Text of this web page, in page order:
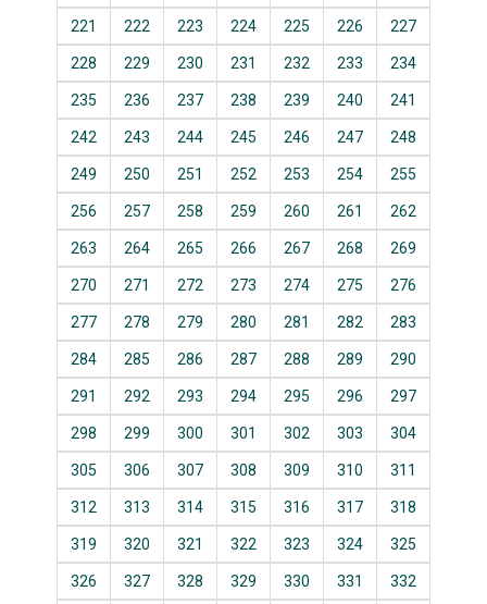
221 222 223 224 225 226 227
228 229 230 231 232 233 234
235 236 237 238 239 240 241
242 243 244 245 246 247 248
249 250 251 252 253 254 255
256 257 258 259 260 261 262
263 264 265 266 267 268 269
270 271 272 273 274 275 276
277 278 279 280 281 282 283
284 285 286 287 288 289 290
291 292 293 294 295 296 297
298 299 300 301 302 303 304
305 306 307 308 309 310 311
312 313 314 315 316 317 318
319 320 321 322 323 324 325
326 327 328 329 330 331 332